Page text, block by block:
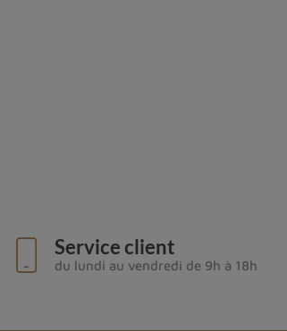
Service client
du lundi au vendredi de 9h à 18h